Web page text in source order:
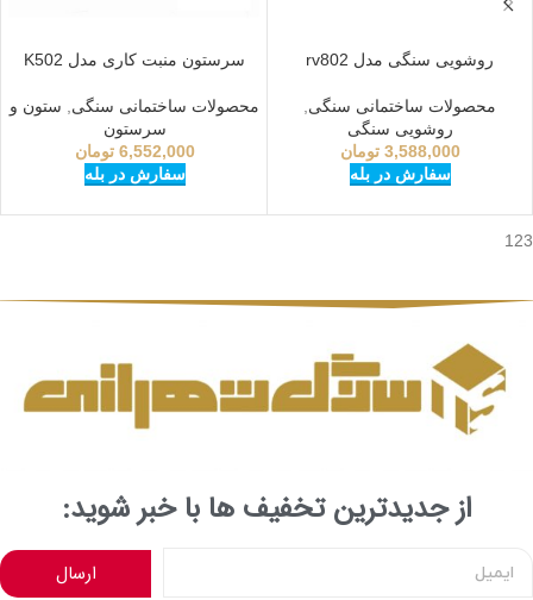
روشویی سنگی مدل rv802
محصولات ساختمانی سنگی
روشویی سنگی
3,588,000 تومان
سفارش در بله
سرستون منبت کاری مدل K502
محصولات ساختمانی سنگی
ستون و
سرستون
6,552,000 تومان
سفارش در بله
123
از جدیدترین تخفیف ها با خبر شوید:
ارسال